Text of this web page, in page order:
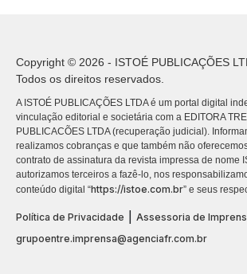
Copyright © 2026 - ISTOÉ PUBLICAÇÕES
Todos os direitos reservados.
A ISTOÉ PUBLICAÇÕES LTDA é um portal digital
vinculação editorial e societária com a EDITORA
PUBLICACÕES LTDA (recuperação judicial).
realizamos cobranças e que também não
contrato de assinatura da revista impressa de nome
autorizamos terceiros a fazê-lo, nos
conteúdo digital “https://istoe.com.br” e seus
Política de Privacidade
Assessoria de
grupoentre.imprensa@agenciafr.com.br